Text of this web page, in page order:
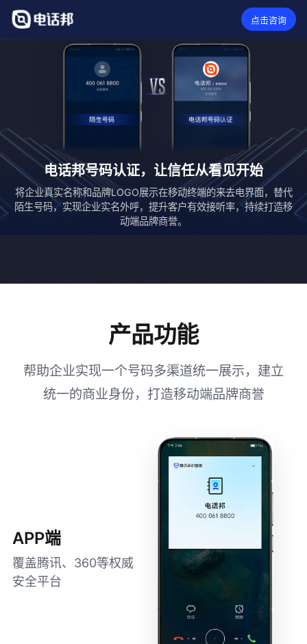
点击咨询
电话邦号码认证，让信任从看见开始
将企业真实名称和品牌LOGO展示在移动终端的来去电界面，替代
陌生号码，实现企业实名外呼，提升客户有效接听率，持续打造移
动端品牌商誉。
产品功能
帮助企业实现一个号码多渠道统一展示，建立
统一的商业身份，打造移动端品牌商誉
APP端
覆盖腾讯、360等权威
安全平台